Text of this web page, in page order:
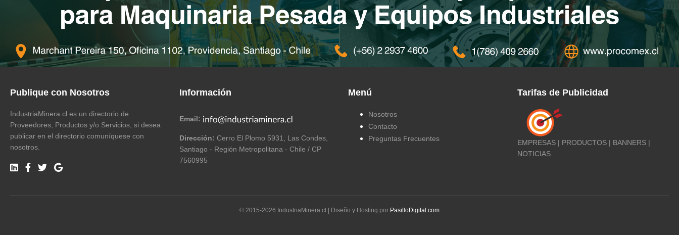
Publique con Nosotros
IndustriaMinera.cl es un directorio de
Proveedores, Productos y/o Servicios, si desea
publicar en el directorio comuníquese con
nosotros.
Información
Email:
Dirección: Cerro El Plomo 5931, Las Condes,
Santiago - Región Metropolitana - Chile / CP
7560995
Menú
Nosotros
Contacto
Preguntas Frecuentes
Tarifas de Publicidad
EMPRESAS | PRODUCTOS | BANNERS |
NOTICIAS
© 2015-2026 IndustriaMinera.cl | Diseño y Hosting por PasilloDigital.com